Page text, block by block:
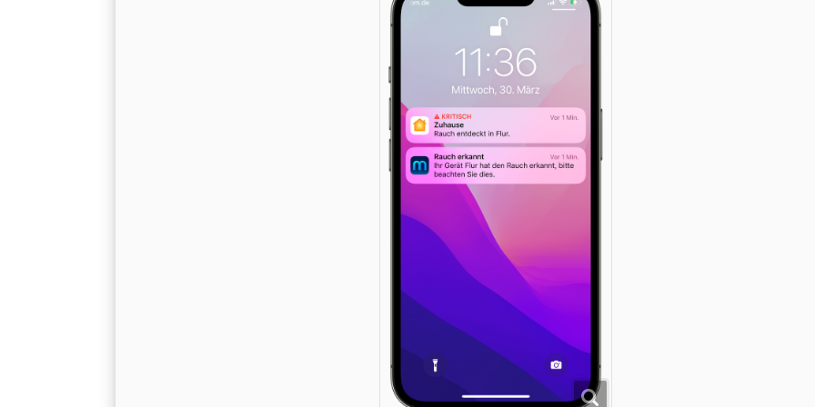
von 46,56 € bietet Meross hier im Bereich der smarten
Auswahl. Auf der sicheren Seite, dank der Zertifizierung nach der
14604 für „Rauchwarnmelder“, bist Du auf alle Fälle. Wer
Rauchmelder hat, bekommt dank Community-Code
Der BeitragMeross Rauchmelder: Erforderlicher Mini-Hub ist zu
aufSmartApfel.de